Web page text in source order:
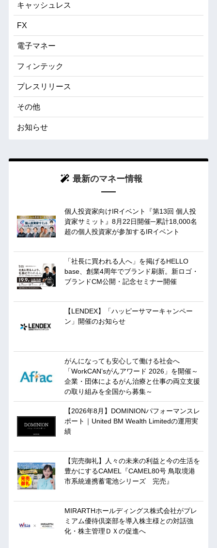
キャッシュレス
FX
電子マネー
フィンテック
プレスリリース
その他
お知らせ
最新のマネー情報
個人投資家向けIRイベント『第13回 個人投
資家サミット』8月22日開催─累計18,000名
超の個人投資家が参加するIRイベント
「社長に買われる人へ」を掲げるHELLO
base、創業4周年でブランド刷新。新ロゴ・
ブランドCM公開・記念セミナー開催
【LENDEX】「ハッピーサマーキャンペー
ン」開催のお知らせ
がんになっても安心して働ける社会へ
「WorkCAN’sがんアワード 2026」を開催～
企業・団体によるがん治療と仕事の両立支援
の取り組みを全国から募集～
【2026年8月】DOMINIONパフォーマンスレ
ポート｜United BM Wealth Limitedの運用実
績
【完売御礼】人々の未来の利益と今の生活を
豊かにするCAMEL『CAMEL80号 鳥取境港
市系統連携蓄電池シリーズ 完売』
MIRARTHホールディングス株式会社がプレ
ミアム優待倶楽部を導入株主様との対話強
化・株主管理ＤＸの促進へ